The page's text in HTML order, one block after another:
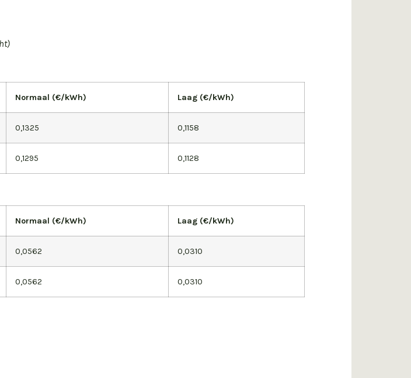
Normaal (€/kWh) Laag (€/kWh)
0,1325 0,1158
0,1295 0,1128
Normaal (€/kWh) Laag (€/kWh)
0,0562 0,0310
0,0562 0,0310